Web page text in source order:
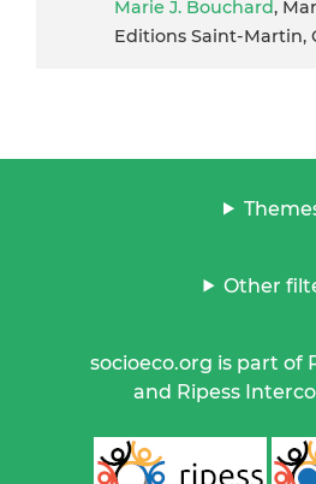
Marie J. Bouchard,
Editions Saint-Martin,
Other
socioeco.org is part of
and Ripess